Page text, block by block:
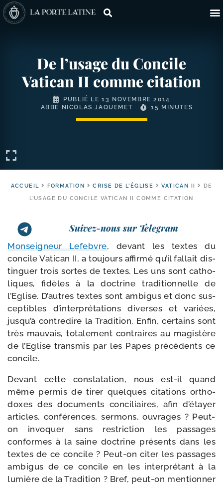
De l’usage du Concile
Vatican II comme citation
PUBLIÉ LE13 NOVEMBRE 2014
ABBÉ NICOLAS JAQUEMET
15 MINUTES
ACCUEIL FORMATION CRISE DE L'ÉGLISE VATICAN II
DE
L’USAGE DU CONCILE VATICAN II COMME CITATION
Suivez-nous sur Telegram
Monseigneur Lefebvre, devant les textes du
concile Vatican II, a tou­jours affir­mé qu’il fal­lait dis­
tin­guer trois sortes de textes. Les uns sont catho­
liques, fidèles à la doc­trine tra­di­tion­nelle de
l’Eglise. D’autres textes sont ambi­gus et donc sus­
cep­tibles d’in­ter­pré­ta­tions diverses et variées,
jus­qu’à contre­dire la Tradition. Enfin, cer­tains sont
très mau­vais, tota­le­ment contraires au magis­tère
de l’Eglise trans­mis par les Papes pré­cé­dents ce
concile.
Devant cette consta­ta­tion, nous est-​il quand
même per­mis de tirer quelques cita­tions ortho­
doxes des docu­ments conci­liaires, afin d’é­tayer
articles, confé­rences, ser­mons, ouvrages ? Peut-​
on invo­quer sans res­tric­tion les pas­sages
conformes à la saine doc­trine pré­sents dans les
textes de ce concile ? Peut-​on citer les pas­sages
ambi­gus de ce concile en les inter­pré­tant à la
lumière de la Tradition ? Bref, peut-​on men­tion­ner